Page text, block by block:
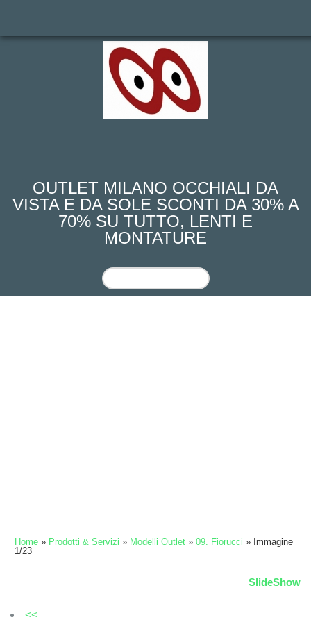
OUTLET MILANO OCCHIALI DA
VISTA E DA SOLE SCONTI DA 30% A
70% SU TUTTO, LENTI E
MONTATURE
Home » Prodotti & Servizi » Modelli Outlet » 09. Fiorucci » Immagine
1/23
SlideShow
<<